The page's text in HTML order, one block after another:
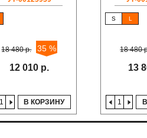
18 480 р. 35 %
12 010 р.
В КОРЗИНУ
S L
18 480
13